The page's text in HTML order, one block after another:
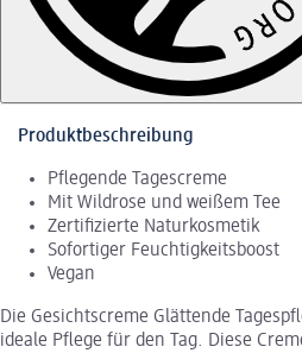
Produktbeschreibung
Pflegende Tagescreme
Mit Wildrose und weißem Tee
Zertifizierte Naturkosmetik
Sofortiger Feuchtigkeitsboost
Vegan
Die Gesichtscreme Glättende
ideale Pflege für den Tag. Diese